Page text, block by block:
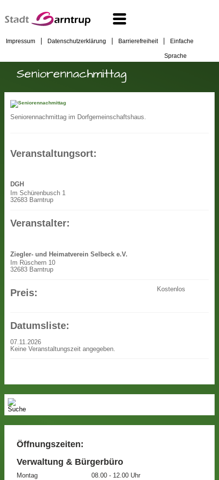
Impressum Datenschutzerklärung Barrierefreiheit Einfache
Sprache
Seniorennachmittag
Seniorennachmittag im Dorfgemeinschaftshaus.
Veranstaltungsort:
DGH
Im Schürenbusch 1
32683 Barntrup
Veranstalter:
Ziegler- und Heimatverein Selbeck e.V.
Im Rüschern 10
32683 Barntrup
Preis: Kostenlos
Datumsliste:
07.11.2026
Keine Veranstaltungszeit angegeben.
Öffnungszeiten:
Verwaltung & Bürgerbüro
Montag
08.00 - 12.00 Uhr